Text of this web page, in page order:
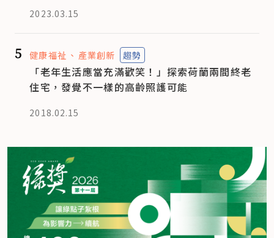
2023.03.15
5 健康福祉 產業創新 趨勢
「老年生活應當充滿歡笑！」探索荷蘭兩間終老
住宅，發覺不一樣的高齡照護可能
2018.02.15